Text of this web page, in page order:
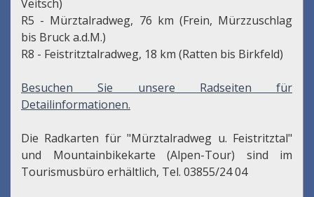
Veitsch)
R5 - Mürztalradweg, 76 km (Frein, Mürzzuschlag
bis Bruck a.d.M.)
R8 - Feistritztalradweg, 18 km (Ratten bis Birkfeld)
Besuchen Sie unsere Radseiten für
Detailinformationen.
Die Radkarten für "Mürztalradweg u. Feistritztal"
und Mountainbikekarte (Alpen-Tour) sind im
Tourismusbüro erhältlich, Tel. 03855/24 04